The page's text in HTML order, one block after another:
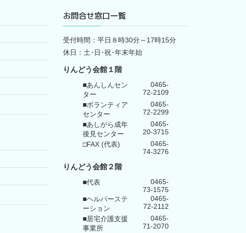
お問合せ窓口一覧
受付時間：平日８時30分～17時15分
休日：土･日･祝･年末年始
りんどう会館１階
■あんしんセン
ター
0465-
72-2109
■ボランティア
センター
0465-
72-2299
■あしがら成年
後見センター
0465-
20-3715
□FAX (代表)
0465-
74-3276
りんどう会館 ２階
■代表
0465-
73-1575
■ヘルパーステ
ーション
0465-
72-2112
■居宅介護支援
事業所
0465-
71-2070